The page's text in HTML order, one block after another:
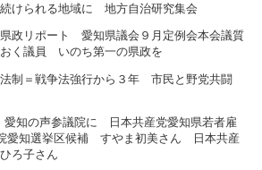
けられる地域に 地方自治研究集会
政リポート 愛知県議会９月定例会本会議質
く議員 いのち第一の県政を
制＝戦争法強行から３年 市民と野党共闘
知の声参議院に 日本共産党愛知県若者雇
知選挙区候補 すやま初美さん 日本共産
ろ子さん